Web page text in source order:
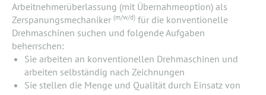
Arbeitnehmerüberlassung (mit Übernahmeoption) als
Zerspanungsmechaniker (m/w/d) für die konventionelle
Drehmaschinen suchen und folgende Aufgaben
beherrschen:
Sie arbeiten an konventionellen Drehmaschinen und
arbeiten selbständig nach Zeichnungen
Sie stellen die Menge und Qualität durch Einsatz von